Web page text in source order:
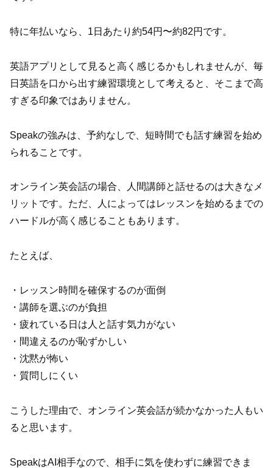
特に年払いなら、1日あたり約54円〜約82円です。
英語アプリとして見ると高く感じるかもしれませんが、毎
日英語を口から出す練習環境として考えると、そこまで高
すぎる印象ではありません。
Speakの強みは、予約なしで、短時間でも話す練習を始め
られることです。
オンライン英会話の場合、人間講師と話せるのは大きなメ
リットです。ただ、人によってはレッスンを始めるまでの
ハードルが高く感じることもあります。
たとえば、
・レッスン時間を確保するのが面倒
・講師を選ぶのが負担
・疲れている日は人と話す気力がない
・間違えるのが恥ずかしい
・沈黙が怖い
・質問しにくい
こうした理由で、オンライン英会話が続かなかった人もい
ると思います。
SpeakはAI相手なので、相手に気を使わずに練習できま